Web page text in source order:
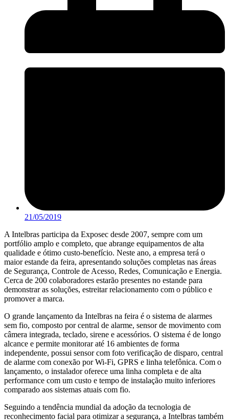
21/05/2019
A Intelbras participa da Exposec desde 2007, sempre com um
portfólio amplo e completo, que abrange equipamentos de alta
qualidade e ótimo custo-benefício. Neste ano, a empresa terá o
maior estande da feira, apresentando soluções completas nas áreas
de Segurança, Controle de Acesso, Redes, Comunicação e Energia.
Cerca de 200 colaboradores estarão presentes no estande para
demonstrar as soluções, estreitar relacionamento com o público e
promover a marca.
O grande lançamento da Intelbras na feira é o sistema de alarmes
sem fio, composto por central de alarme, sensor de movimento com
câmera integrada, teclado, sirene e acessórios. O sistema é de longo
alcance e permite monitorar até 16 ambientes de forma
independente, possui sensor com foto verificação de disparo, central
de alarme com conexão por Wi-Fi, GPRS e linha telefônica. Com o
lançamento, o instalador oferece uma linha completa e de alta
performance com um custo e tempo de instalação muito inferiores
comparado aos sistemas atuais com fio.
Seguindo a tendência mundial da adoção da tecnologia de
reconhecimento facial para otimizar a segurança, a Intelbras também